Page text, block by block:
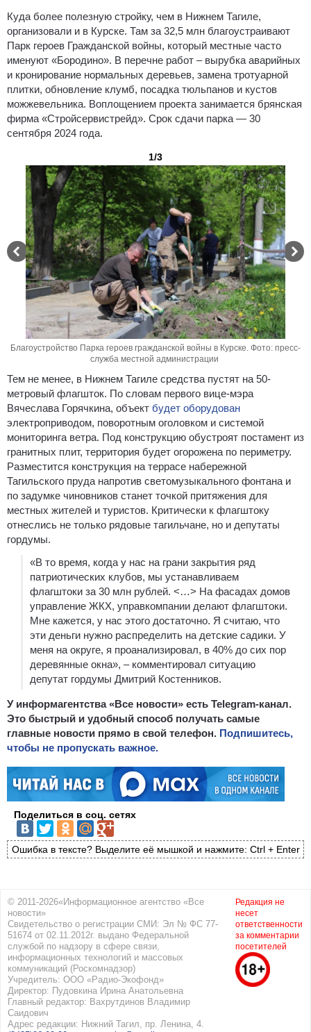
Куда более полезную стройку, чем в Нижнем Тагиле,
организовали и в Курске. Там за 32,5 млн благоустраивают
Парк героев Гражданской войны, который местные часто
именуют «Бородино». В перечне работ – вырубка аварийных
и кронирование нормальных деревьев, замена тротуарной
плитки, обновление клумб, посадка тюльпанов и кустов
можжевельника. Воплощением проекта занимается брянская
фирма «Стройсервистрейд». Срок сдачи парка — 30
сентября 2024 года.
1/3
Благоустройство Парка героев гражданской войны в Курске. Фото: пресс-
служба местной администрации
Тем не менее, в Нижнем Тагиле средства пустят на 50-
метровый флагшток. По словам первого вице-мэра
Вячеслава Горячкина, объект будет оборудован
электроприводом, поворотным оголовком и системой
мониторинга ветра. Под конструкцию обустроят постамент из
гранитных плит, территория будет огорожена по периметру.
Разместится конструкция на террасе набережной
Тагильского пруда напротив светомузыкального фонтана и
по задумке чиновников станет точкой притяжения для
местных жителей и туристов. Критически к флагштоку
отнеслись не только рядовые тагильчане, но и депутаты
гордумы.
«В то время, когда у нас на грани закрытия ряд
патриотических клубов, мы устанавливаем
флагштоки за 30 млн рублей. <…> На фасадах домов
управление ЖКХ, управкомпании делают флагштоки.
Мне кажется, у нас этого достаточно. Я считаю, что
эти деньги нужно распределить на детские садики. У
меня на округе, я проанализировал, в 40% до сих пор
деревянные окна», – комментировал ситуацию
депутат гордумы Дмитрий Костенников.
У информагентства «Все новости» есть Telegram-канал.
Это быстрый и удобный способ получать самые
главные новости прямо в свой телефон. Подпишитесь,
чтобы не пропускать важное.
Поделиться в соц. сетях
Ошибка в тексте? Выделите её мышкой и нажмите: Ctrl + Enter
© 2011-2026«Информационное агентство «Все
новости»
Свидетельство о регистрации СМИ: Эл № ФС 77-
51674 от 02.11.2012г. выдано Федеральной
службой по надзору в сфере связи,
информационных технологий и массовых
коммуникаций (Роскомнадзор)
Учредитель: ООО «Радио-Экофонд»
Директор: Пудовкина Ирина Анатольевна
Главный редактор: Вахрутдинов Владимир
Саидович
Адрес редакции: Нижний Тагил, пр. Ленина, 4.
Редакция не
несет
ответственности
за комментарии
посетителей